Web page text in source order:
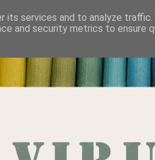
services and to analyze traffic.
and security metrics to ensure